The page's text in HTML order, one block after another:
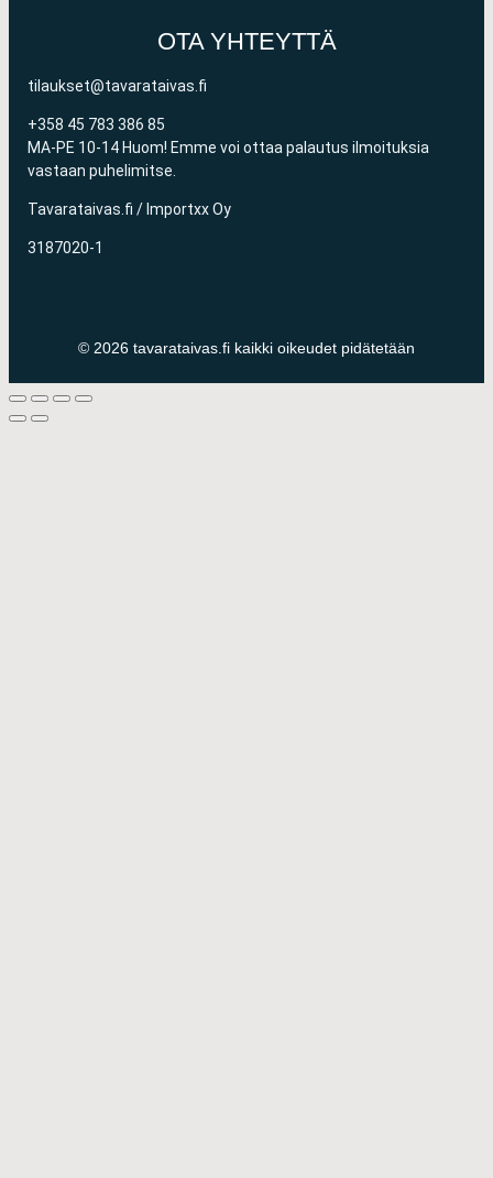
OTA YHTEYTTÄ
tilaukset@tavarataivas.fi
+358 45 783 386 85
MA-PE 10-14 Huom! Emme voi ottaa palautus ilmoituksia
vastaan puhelimitse.
Tavarataivas.fi / Importxx Oy
3187020-1
© 2026 tavarataivas.fi kaikki oikeudet pidätetään